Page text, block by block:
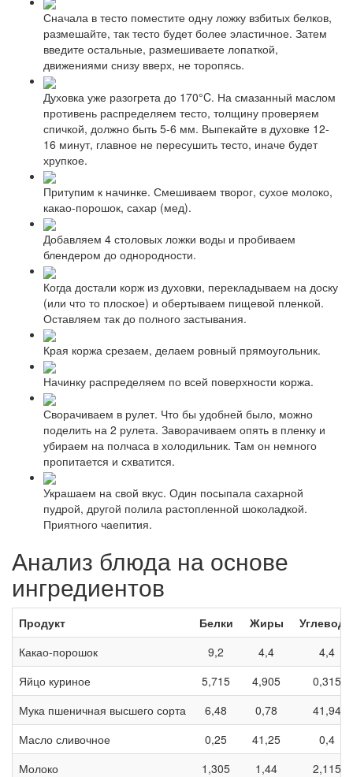
Сначала в тесто поместите одну ложку взбитых белков,
размешайте, так тесто будет более эластичное. Затем
введите остальные, размешиваете лопаткой,
движениями снизу вверх, не торопясь.
Духовка уже разогрета до 170°C. На смазанный маслом
противень распределяем тесто, толщину проверяем
спичкой, должно быть 5-6 мм. Выпекайте в духовке 12-
16 минут, главное не пересушить тесто, иначе будет
хрупкое.
Притупим к начинке. Смешиваем творог, сухое молоко,
какао-порошок, сахар (мед).
Добавляем 4 столовых ложки воды и пробиваем
блендером до однородности.
Когда достали корж из духовки, перекладываем на доску
(или что то плоское) и обертываем пищевой пленкой.
Оставляем так до полного застывания.
Края коржа срезаем, делаем ровный прямоугольник.
Начинку распределяем по всей поверхности коржа.
Сворачиваем в рулет. Что бы удобней было, можно
поделить на 2 рулета. Заворачиваем опять в пленку и
убираем на полчаса в холодильник. Там он немного
пропитается и схватится.
Украшаем на свой вкус. Один посыпала сахарной
пудрой, другой полила растопленной шоколадкой.
Приятного чаепития.
Анализ блюда на основе
ингредиентов
Продукт Белки Жиры
Какао-порошок
9,2 4,4
4,4
Яйцо куриное
5,715 4,905
0,315
Мука пшеничная высшего сорта
6,48 0,78
41,94
Масло сливочное
0,25 41,25
0,4
Молоко
1,305 1,44
2,115